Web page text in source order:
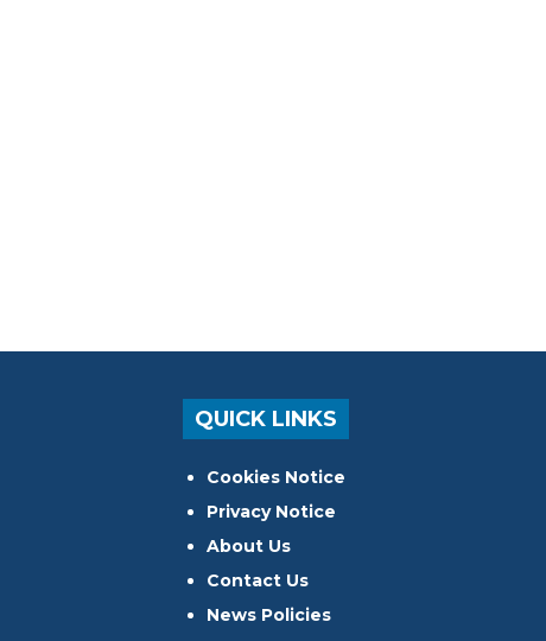
QUICK LINKS
Cookies Notice
Privacy Notice
About Us
Contact Us
News Policies